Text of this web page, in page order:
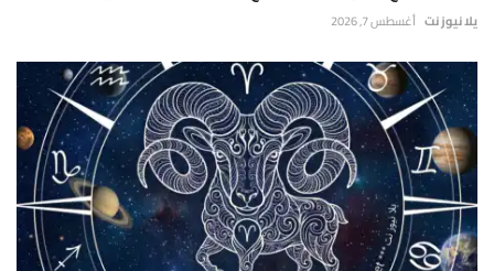
يلا نيوز نت أغسطس 7, 2026